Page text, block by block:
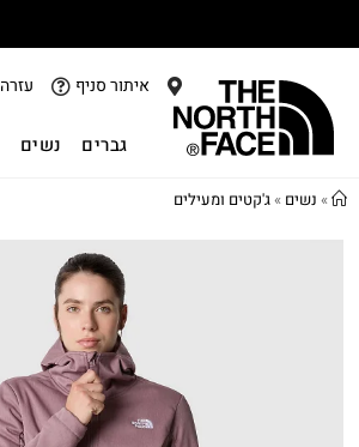
איתור סניף עזרה
גברים נשים
» נשים »ג'קטים ומעילים